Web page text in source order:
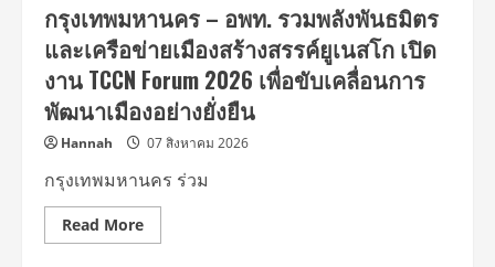
ได้
“ต้า
เห
นิง”
และ
“ณิชา”
ร่วม
เติม
สีสัน
กรุงเทพมหานคร – อพท. รวมพลังพันธมิตร
และเครือข่ายเมืองสร้างสรรค์ยูเนสโก เปิด
งาน TCCN Forum 2026 เพื่อขับเคลื่อนการ
พัฒนาเมืองอย่างยั่งยืน
Hannah 07 สิงหาคม 2026
กรุงเทพมหานคร ร่วม
Read MoreRead
more